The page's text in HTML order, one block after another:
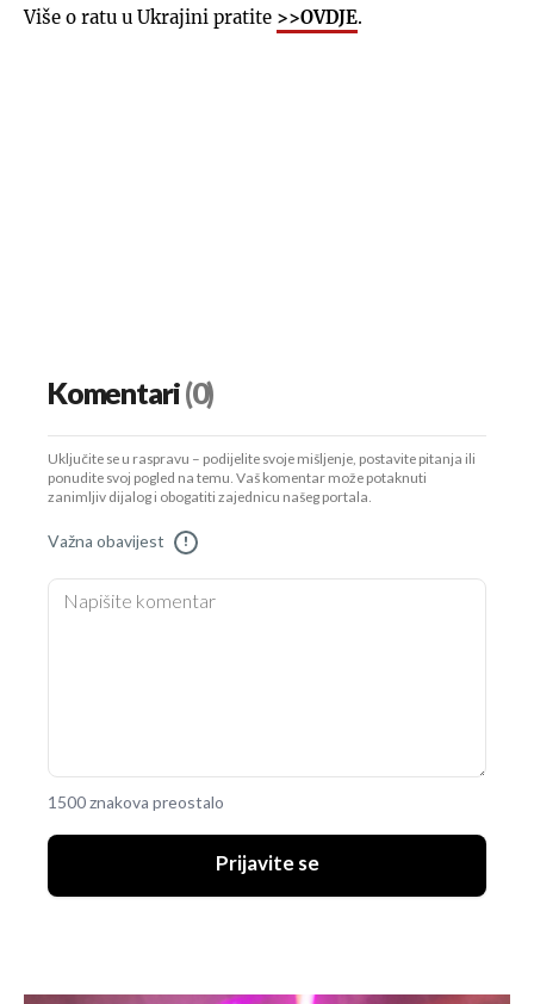
Više o ratu u Ukrajini pratite >>OVDJE.
Komentari(0)
Uključite se u raspravu – podijelite svoje mišljenje, postavite pitanja ili
ponudite svoj pogled na temu. Vaš komentar može potaknuti
zanimljiv dijalog i obogatiti zajednicu našeg portala.
Važna obavijest !
1500 znakova preostalo
Prijavite se